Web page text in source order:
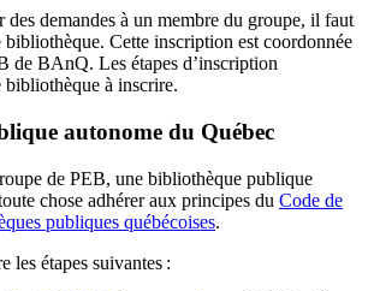
demandes à un membre du groupe, il faut
bibliothèque. Cette inscription est coordonnée
de BAnQ. Les étapes d’inscription
bibliothèque à inscrire.
autonome du Québec
de PEB, une bibliothèque publique
chose adhérer aux principes du Code de
publiques québécoises.
les étapes suivantes :